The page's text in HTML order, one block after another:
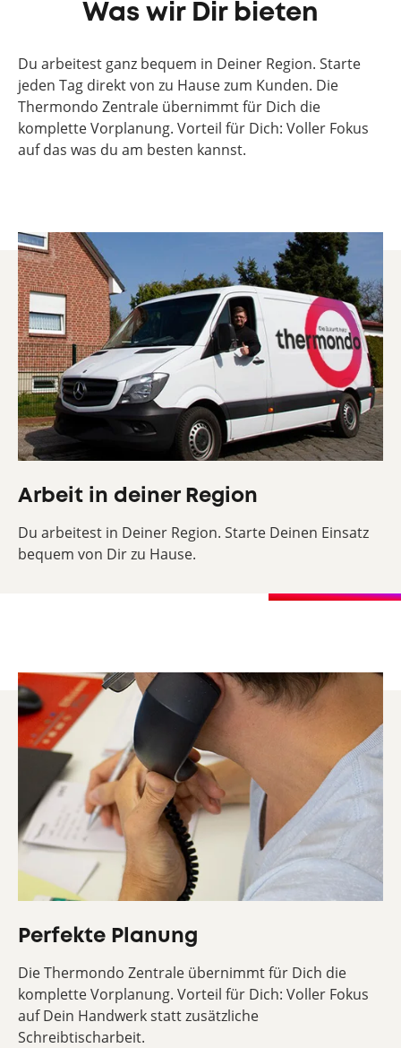
Was wir Dir bieten
Du arbeitest ganz bequem in Deiner Region. Starte
jeden Tag direkt von zu Hause zum Kunden. Die
Thermondo Zentrale übernimmt für Dich die
komplette Vorplanung. Vorteil für Dich: Voller Fokus
auf das was du am besten kannst.
Arbeit in deiner Region
Du arbeitest in Deiner Region. Starte Deinen Einsatz
bequem von Dir zu Hause.
Perfekte Planung
Die Thermondo Zentrale übernimmt für Dich die
komplette Vorplanung. Vorteil für Dich: Voller Fokus
auf Dein Handwerk statt zusätzliche
Schreibtischarbeit.